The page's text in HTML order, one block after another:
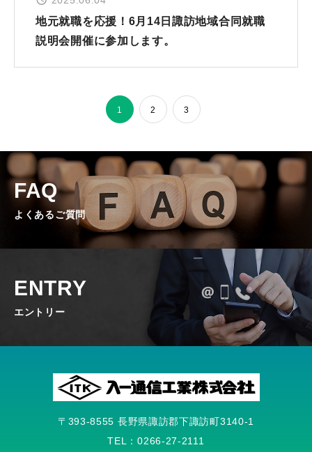
地元就職を応援！6月14日諏訪地域合同就職
説明会開催に参加します。
1 2 3
FAQ
よくあるご質問
ENTRY
エントリー
〒393-8555 長野県諏訪郡下諏訪町3140-1
TEL：0266-27-2111